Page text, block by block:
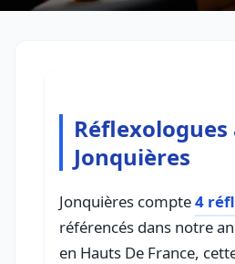
Réflexologues
Jonquières
Jonquières compte4
référencés dans notre
en Hauts De France,